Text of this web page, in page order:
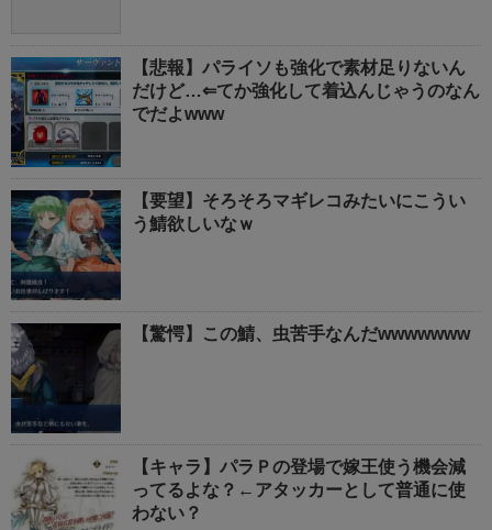
【悲報】パライソも強化で素材足りないん
だけど…⇐てか強化して着込んじゃうのなん
でだよwww
【要望】そろそろマギレコみたいにこうい
う鯖欲しいなｗ
【驚愕】この鯖、虫苦手なんだwwwwwww
【キャラ】パラＰの登場で嫁王使う機会減
ってるよな？←アタッカーとして普通に使
わない？